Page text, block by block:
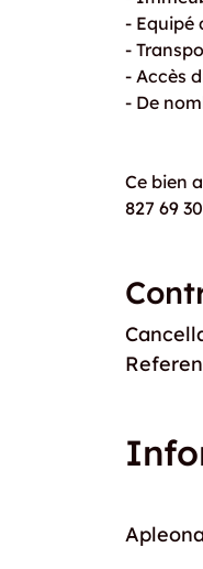
- Equipé
-
- Accès
- De
Ce bien
827 69